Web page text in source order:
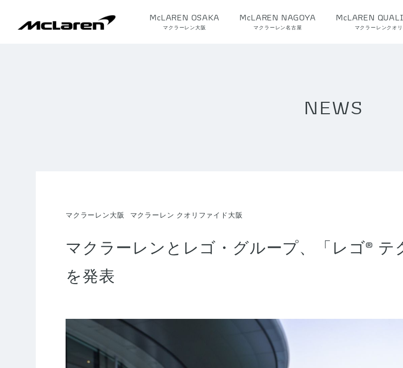
McLAREN OSAKA
マクラーレン大阪
McLAREN NAGOYA
マクラーレン名古屋
McLAREN
マクラーレンクオ
NEWS
マクラーレン大阪 マクラーレン クオリファイド大阪
マクラーレンとレゴ・グループ、「レゴ®
を発表